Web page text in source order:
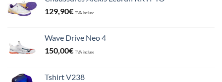
129,90€ TVA incluse
Wave Drive Neo 4
150,00€ TVA incluse
Tshirt V238